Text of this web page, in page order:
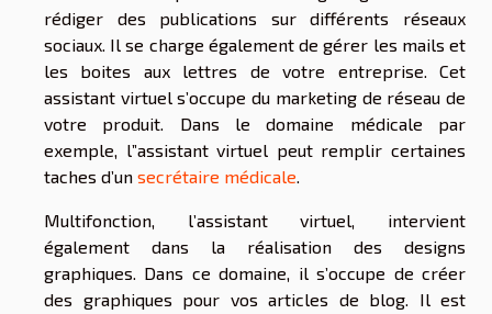
rédiger des publications sur différents réseaux
sociaux. Il se charge également de gérer les mails et
les boites aux lettres de votre entreprise. Cet
assistant virtuel s’occupe du marketing de réseau de
votre produit. Dans le domaine médicale par
exemple, l”assistant virtuel peut remplir certaines
taches d’un secrétaire médicale.
Multifonction, l’assistant virtuel, intervient
également dans la réalisation des designs
graphiques. Dans ce domaine, il s’occupe de créer
des graphiques pour vos articles de blog. Il est